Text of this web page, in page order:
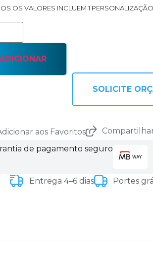
OS VALORES INCLUEM 1
SOLICITE
aos Favoritos
de pagamento seguro
Entrega 4–6 dias Portes